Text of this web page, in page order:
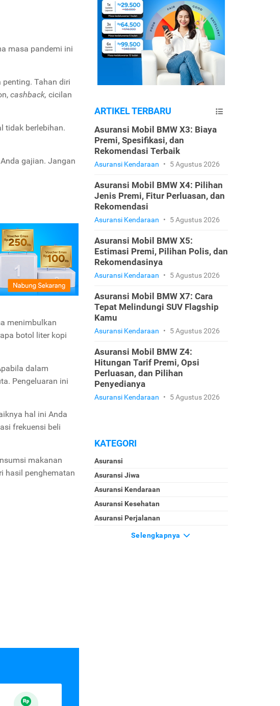
masa pandemi ini
Tahan diri
cashback, cicilan
tidak berlebihan.
gajian. Jangan
menimbulkan
botol liter kopi
dalam
Pengeluaran ini
hal ini Anda
frekuensi beli
makanan
hasil penghematan
ARTIKEL TERBARU
Asuransi Mobil BMW X3: Biaya
Premi, Spesifikasi, dan
Rekomendasi Terbaik
Asuransi Kendaraan • 5 Agustus 2026
Asuransi Mobil BMW X4: Pilihan
Jenis Premi, Fitur Perluasan, dan
Rekomendasi
Asuransi Kendaraan • 5 Agustus 2026
Asuransi Mobil BMW X5:
Estimasi Premi, Pilihan Polis, dan
Rekomendasinya
Asuransi Kendaraan • 5 Agustus 2026
Asuransi Mobil BMW X7: Cara
Tepat Melindungi SUV Flagship
Kamu
Asuransi Kendaraan • 5 Agustus 2026
Asuransi Mobil BMW Z4:
Hitungan Tarif Premi, Opsi
Perluasan, dan Pilihan
Penyedianya
Asuransi Kendaraan • 5 Agustus 2026
KATEGORI
Asuransi
Asuransi Jiwa
Asuransi Kendaraan
Asuransi Kesehatan
Asuransi Perjalanan
Selengkapnya